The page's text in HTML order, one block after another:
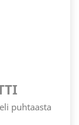
puhtaasta